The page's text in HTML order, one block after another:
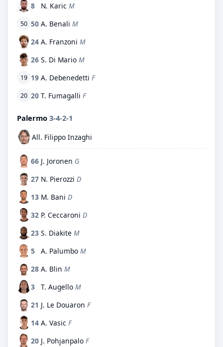
8
N. Karic M
50 50 A. Benali M
24 A. Franzoni M
26 S. Di Mario M
19 19 A. Debenedetti F
20 20 T. Fumagalli F
Palermo 3-4-2-1
All. Filippo Inzaghi
66 J. Joronen G
27 N. Pierozzi D
13 M. Bani D
32 P. Ceccaroni D
23 S. Diakite M
5
A. Palumbo M
28 A. Blin M
3
T. Augello M
21 J. Le Douaron F
14 A. Vasic F
20 J. Pohjanpalo F